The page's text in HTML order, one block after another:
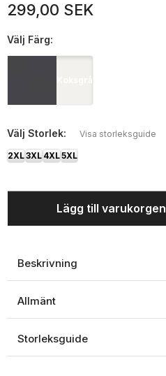
299,00 SEK
Välj Färg:
Koksgrå
Välj Storlek: Visa storleksguide
2XL3XL 4XL5XL
Lägg till varukorgen
Beskrivning
Allmänt
Storleksguide